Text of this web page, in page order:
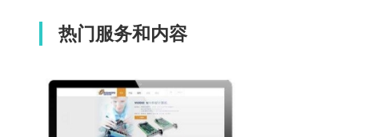
热门服务和内容